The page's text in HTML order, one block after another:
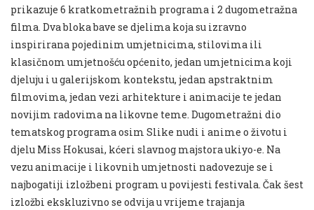
prikazuje 6 kratkometražnih programa i 2 dugometražna
filma. Dva bloka bave se djelima koja su izravno
inspirirana pojedinim umjetnicima, stilovima ili
klasičnom umjetnošću općenito, jedan umjetnicima koji
djeluju i u galerijskom kontekstu, jedan apstraktnim
filmovima, jedan vezi arhitekture i animacije te jedan
novijim radovima na likovne teme. Dugometražni dio
tematskog programa osim Slike nudi i anime o životu i
djelu Miss Hokusai, kćeri slavnog majstora ukiyo-e. Na
vezu animacije i likovnih umjetnosti nadovezuje se i
najbogatiji izložbeni program u povijesti festivala. Čak šest
izložbi ekskluzivno se odvija u vrijeme trajanja